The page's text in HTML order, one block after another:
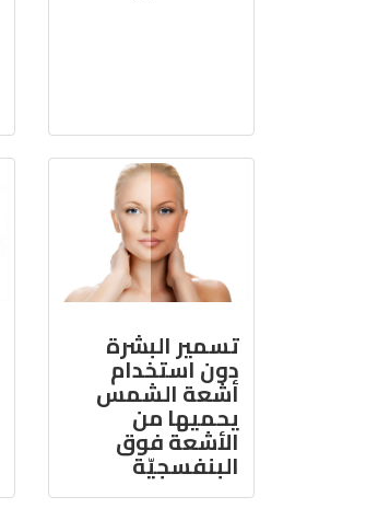
تسمير البشرة
دون استخدام
أشعة الشمس
يحميها من
الأشعة فوق
البنفسجيّة